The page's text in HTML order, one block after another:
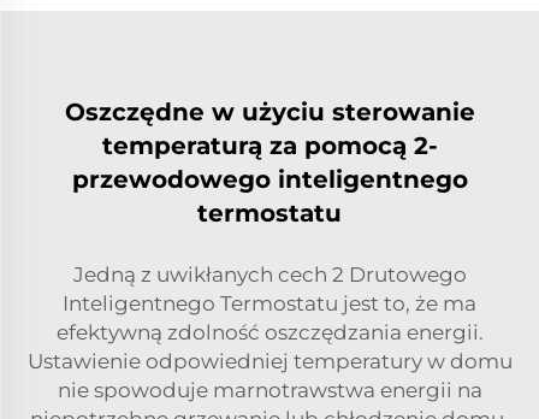
Oszczędne w użyciu sterowanie
temperaturą za pomocą 2-
przewodowego inteligentnego
termostatu
Jedną z uwikłanych cech 2 Drutowego
Inteligentnego Termostatu jest to, że ma
efektywną zdolność oszczędzania energii.
Ustawienie odpowiedniej temperatury w domu
nie spowoduje marnotrawstwa energii na